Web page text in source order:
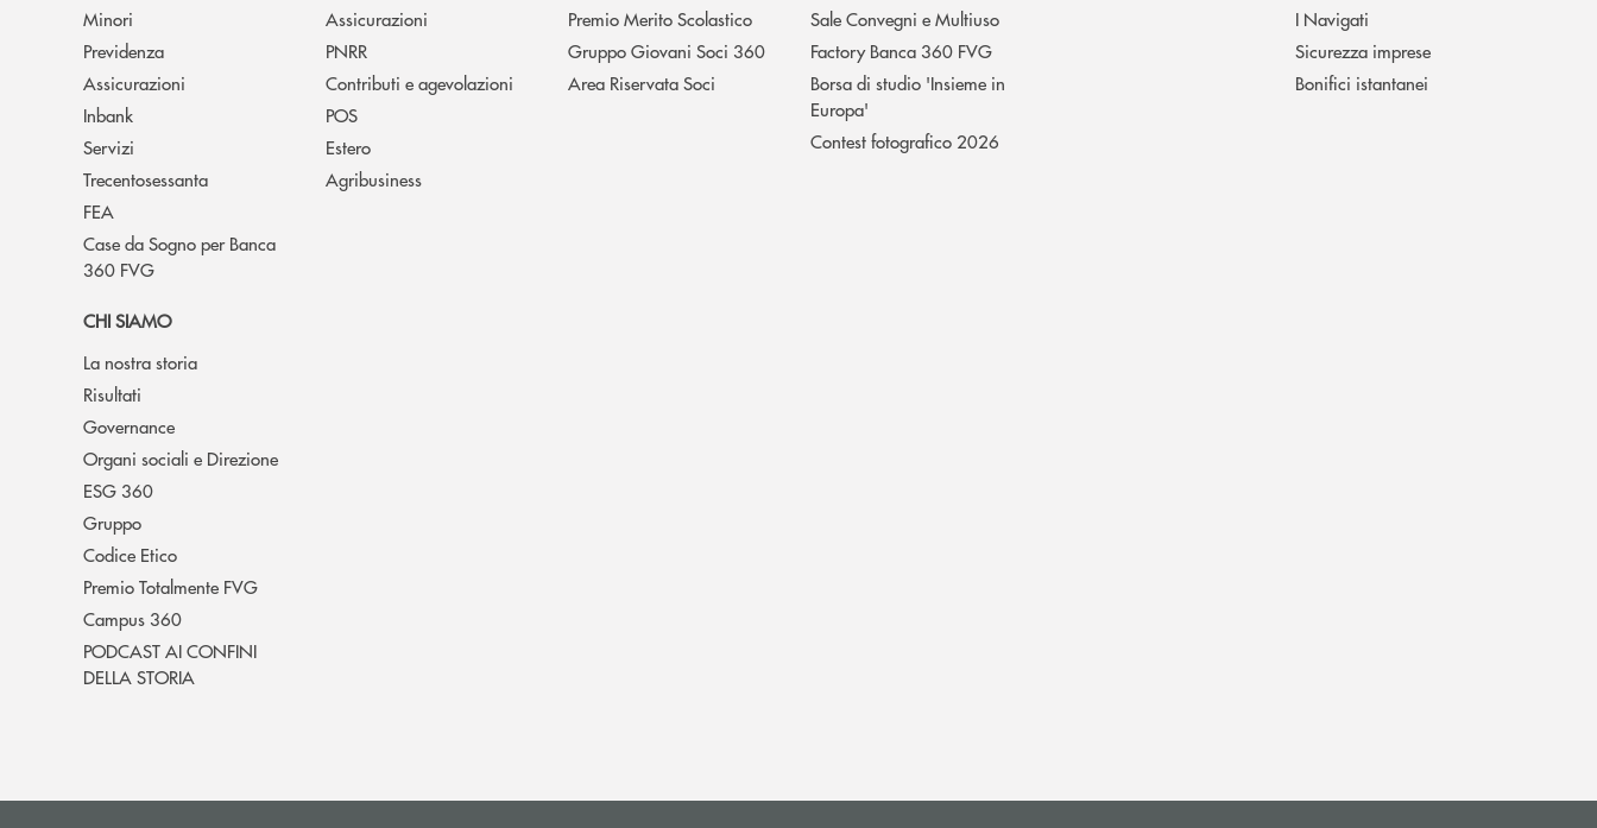
Minori
Previdenza
Assicurazioni
Inbank
Servizi
Trecentosessanta
FEA
Case da Sogno per Banca
360 FVG
Assicurazioni
PNRR
Contributi e agevolazioni
POS
Estero
Agribusiness
Premio Merito Scolastico
Gruppo Giovani Soci 360
Area Riservata Soci
Sale Convegni e Multiuso
Factory Banca 360 FVG
Borsa di studio 'Insieme in
Europa'
Contest fotografico 2026
I Navigati
Sicurezza imprese
Bonifici istantanei
CHI SIAMO
La nostra storia
Risultati
Governance
Organi sociali e Direzione
ESG 360
Gruppo
Codice Etico
Premio Totalmente FVG
Campus 360
PODCAST AI CONFINI
DELLA STORIA